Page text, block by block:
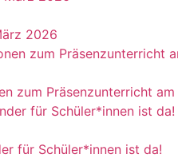
2026
zum Präsenzunterricht
für Schüler*innen ist da!